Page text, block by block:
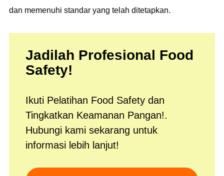
dan memenuhi standar yang telah ditetapkan.
Jadilah Profesional Food
Safety!
Ikuti Pelatihan Food Safety dan
Tingkatkan Keamanan Pangan!.
Hubungi kami sekarang untuk
informasi lebih lanjut!